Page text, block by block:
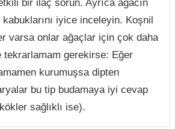
bir ilaç sorun. Ayrıca ağacın
kabuklarını iyice inceleyin. Koşnil
varsa onlar ağaçlar için çok daha
tekrarlamam gerekirse: Eğer
kurumuşsa dipten
bu tip budamaya iyi cevap
sağlıklı ise).